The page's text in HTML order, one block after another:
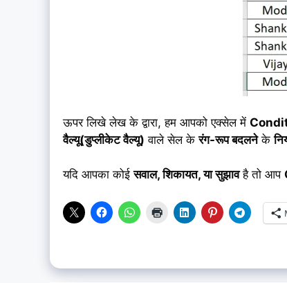
ऊपर लिखे लेख के द्वारा, हम आपको एक्सेल में
वैल्यू(डुप्लीकेट वैल्यू) वाले सेल केरंग-रूप बदलनेके
यदि आपका कोईसवाल, शिकायत, या सुझावहै तो आप